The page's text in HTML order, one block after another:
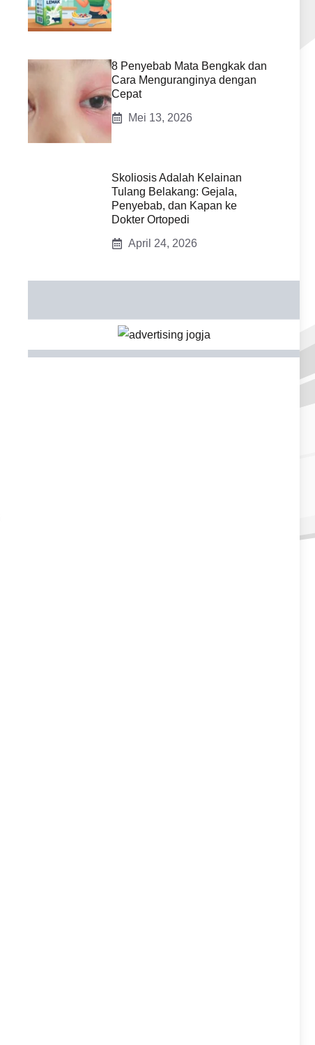
8 Penyebab Mata Bengkak dan
Cara Menguranginya dengan
Cepat
Mei 13, 2026
Skoliosis Adalah Kelainan
Tulang Belakang: Gejala,
Penyebab, dan Kapan ke
Dokter Ortopedi
April 24, 2026